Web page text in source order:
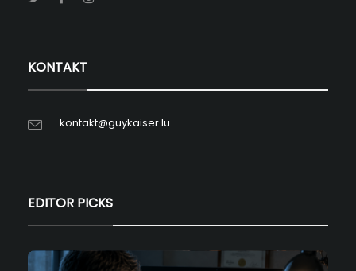
KONTAKT
kontakt@guykaiser.lu
EDITOR PICKS